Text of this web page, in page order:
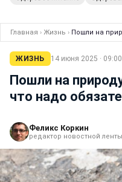
Главная › Жизнь › Пошли на
ЖИЗНЬ 14 июня 2025 · 09:00
Пошли на
что надо
Феликс Коркин
редактор новостной ленты